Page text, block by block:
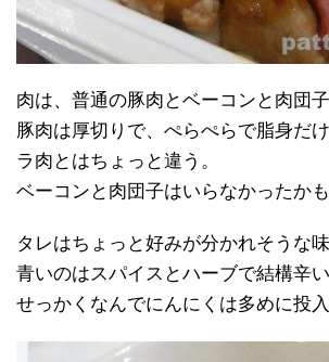
肉は、普通の豚肉とベーコンと肉団子
豚肉は厚切りで、ぺらぺらで脂身だ
ラ肉とはちょっと違う。
ベーコンと肉団子はいらなかったかも
タレはちょっと好みが分かれそうな
青いのはスパイスとハーブで結構辛い
せっかくなんでにんにくは多めに投入